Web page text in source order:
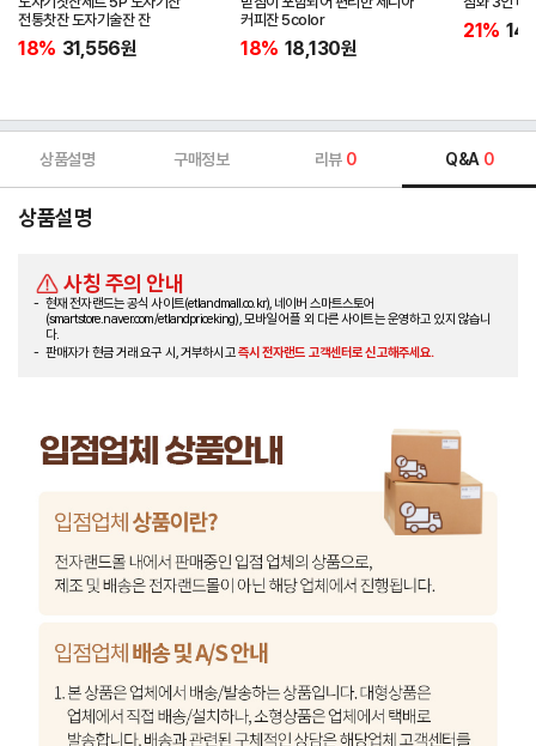
전통찻잔 도자기술잔 잔
18% 31,556원
커피잔 5color
18% 18,130원
21%
상품설명 구매정보 리뷰 0 Q&A 0
상품설명
사칭 주의 안내
현재 전자랜드는 공식 사이트(etlandmall.co.kr), 네이버 스마트스토어
(smartstore.naver.com/etlandpriceking), 모바일 어플 외 다른 사이트는 운영하고 있지 않습니
다.
판매자가 현금 거래 요구 시, 거부하시고즉시 전자랜드 고객센터로 신고해주세요.